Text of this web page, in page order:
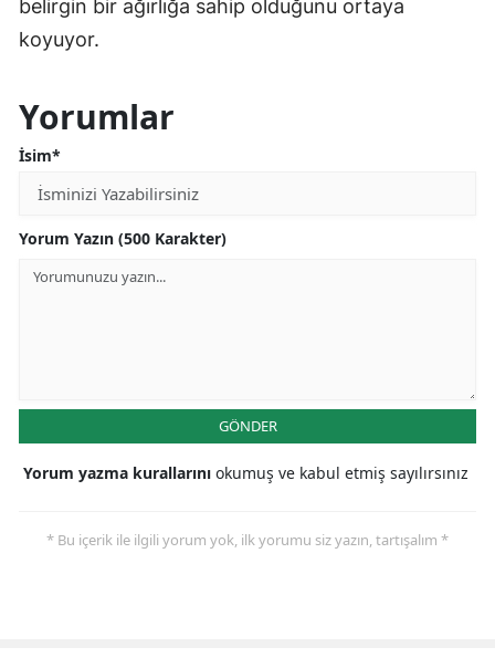
belirgin bir ağırlığa sahip olduğunu ortaya
koyuyor.
Yorumlar
İsim*
Yorum Yazın (500 Karakter)
GÖNDER
Yorum yazma kurallarını okumuş ve kabul etmiş sayılırsınız
* Bu içerik ile ilgili yorum yok, ilk yorumu siz yazın, tartışalım *